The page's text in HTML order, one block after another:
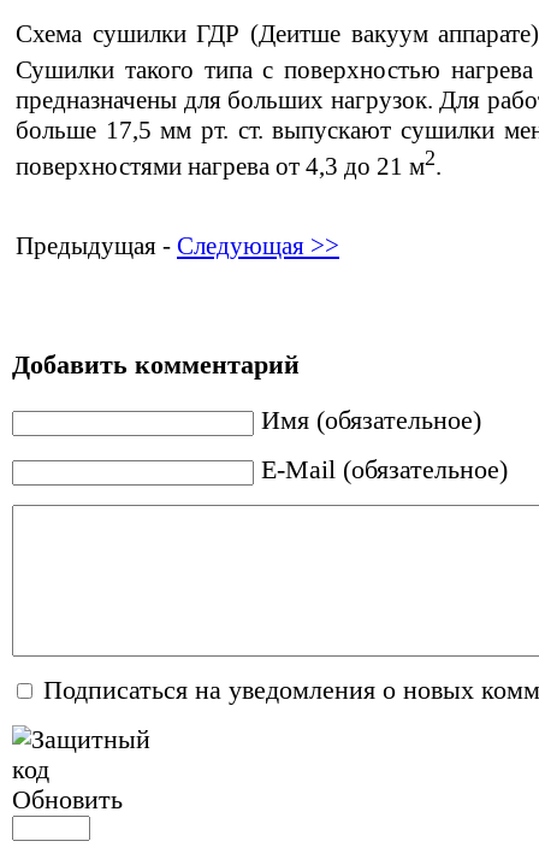
Схема сушилки ГДР (Деитше вакуум
Сушилки такого типа с поверхностью
предназначены для больших нагрузок. Для
больше 17,5 мм рт. ст. выпускают сушилки
поверхностями нагрева от 4,3 до 21 м2.
Предыдущая - Следующая >>
Добавить комментарий
Имя (обязательное)
E-Mail (обязательное)
Подписаться на уведомления о новых
Обновить